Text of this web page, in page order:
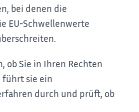
bei denen die
EU-Schwellenwerte
ob Sie in Ihren Rechten
sie ein
durch und prüft, ob